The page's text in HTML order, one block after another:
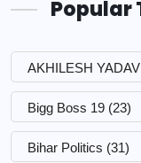
Popular
AKHILESH YADAV
Bigg Boss 19 (23)
Bihar Politics (31)